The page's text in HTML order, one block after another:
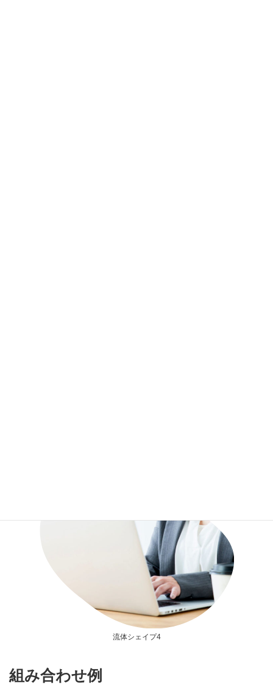
流体シェイプ4
組み合わせ例